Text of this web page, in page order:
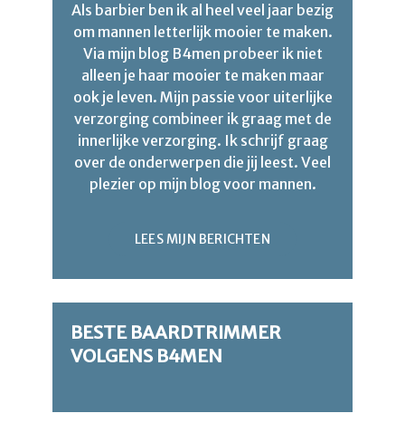
Als barbier ben ik al heel veel jaar bezig
om mannen letterlijk mooier te maken.
Via mijn blog B4men probeer ik niet
alleen je haar mooier te maken maar
ook je leven. Mijn passie voor uiterlijke
verzorging combineer ik graag met de
innerlijke verzorging. Ik schrijf graag
over de onderwerpen die jij leest. Veel
plezier op mijn blog voor mannen.
LEES MIJN BERICHTEN
BESTE BAARDTRIMMER
VOLGENS B4MEN